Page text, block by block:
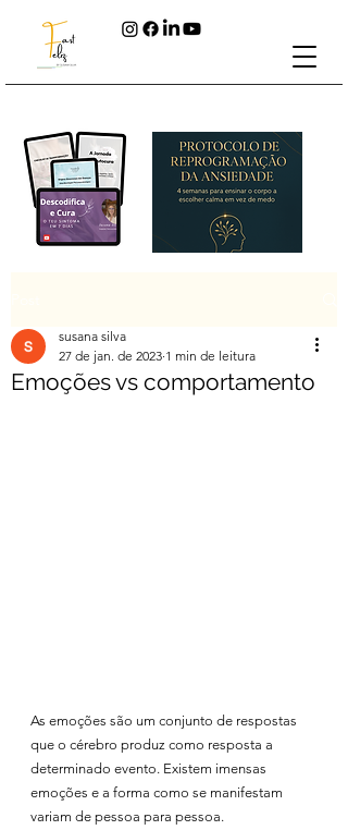
Emoções vs comportamento
susana silva
27 de jan. de 2023 1 min de leitura
As emoções são um conjunto de respostas
que o cérebro produz como resposta a
determinado evento. Existem imensas
emoções e a forma como se manifestam
variam de pessoa para pessoa.